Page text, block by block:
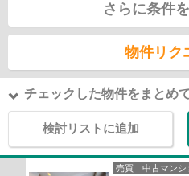
さらに条件
物件リク
チェックした物件をまとめ
検討リストに追加
売買｜中古マンシ